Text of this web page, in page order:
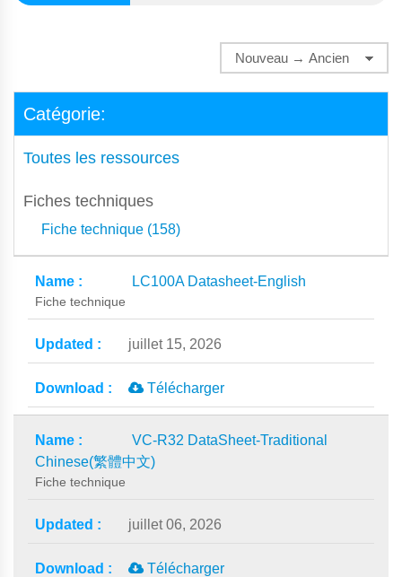
Catégorie:
Toutes les ressources
Fiches techniques
Fiche technique (158)
LC100A Datasheet-English
Fiche technique
juillet 15, 2026
Télécharger
VC-R32 DataSheet-Traditional
Chinese(繁體中文)
Fiche technique
juillet 06, 2026
Télécharger